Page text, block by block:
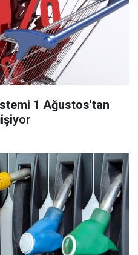
1 Ağustos'tan